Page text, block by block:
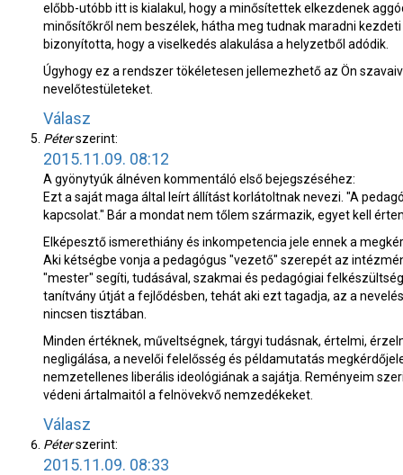
előbb-utóbb itt is kialakul, hogy a minősítettek elkezdenek
minősítőkről nem beszélek, hátha meg tudnak maradni
bizonyította, hogy a viselkedés alakulása a helyzetből adódik.
Úgyhogy ez a rendszer tökéletesen jellemezhető az Ön
nevelőtestületeket.
Válasz
Péterszerint:
2015.11.09. 08:12
A gyönytyúk álnéven kommentáló első bejegszéséhez:
Ezt a saját maga által leírt állítást korlátoltnak nevezi. "A
kapcsolat." Bár a mondat nem tőlem származik, egyet kell
Elképesztő ismerethiány és inkompetencia jele ennek a
Aki kétségbe vonja a pedagógus "vezető" szerepét az
"mester" segíti, tudásával, szakmai és pedagógiai
tanítvány útját a fejlődésben, tehát aki ezt tagadja, az a
nincsen tisztában.
Minden értéknek, műveltségnek, tárgyi tudásnak, értelmi,
negligálása, a nevelői felelősség és példamutatás
nemzetellenes liberális ideológiának a sajátja. Reményeim
védeni ártalmaitól a felnövekvő nemzedékeket.
Válasz
Péterszerint:
2015.11.09. 08:33